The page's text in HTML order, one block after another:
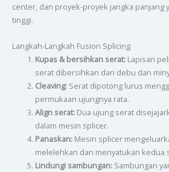
center, dan proyek-proyek jangka panjang
tinggi.
Langkah-Langkah Fusion Splicing
Kupas & bersihkan serat:Lapisan
serat dibersihkan dari debu dan
Cleaving:Serat dipotong lurus
permukaan ujungnya rata.
Align serat:Dua ujung serat
dalam mesin splicer.
Panaskan:Mesin splicer
melelehkan dan menyatukan kedua
Lindungi sambungan:Sambungan